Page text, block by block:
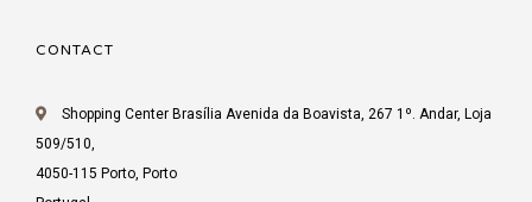
CONTACT
Shopping Center Brasília Avenida da Boavista, 267 1º. Andar, Loja
509/510,
4050-115 Porto, Porto